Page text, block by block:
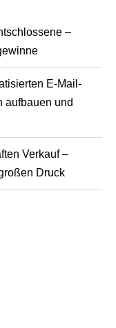
–
E-Mail-
aufbauen und
Verkauf –
Druck